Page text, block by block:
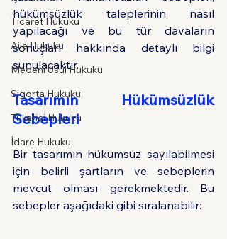
Ticaret Hukuku
Aile Hukuku
Medeni Usul Hukuku
Sigorta Hukuku
Tüketici Hukuku
İdare Hukuku
hükümsüzlük taleplerinin nasıl
yapılacağı ve bu tür davaların
sonuçları hakkında detaylı bilgi
sunulacaktır.
Tasarımın Hükümsüzlük
Sebepleri
Bir tasarımın hükümsüz sayılabilmesi
için belirli şartların ve sebeplerin
mevcut olması gerekmektedir. Bu
sebepler aşağıdaki gibi sıralanabilir: